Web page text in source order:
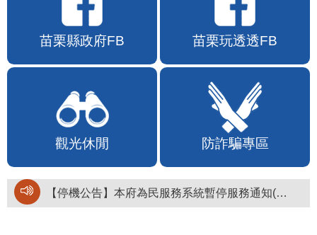
苗栗縣政府FB 苗栗玩透透FB
觀光休閒 防詐騙專區
【停機公告】本府為民服務系統暫停服務通知(停止服務時間：115年8月6日17時至19時)